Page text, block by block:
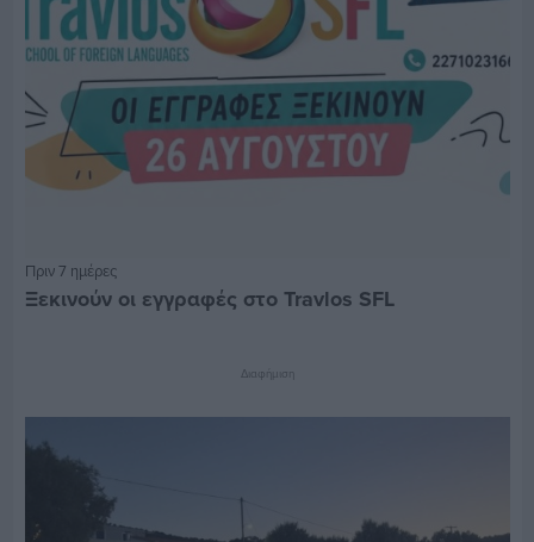
Πριν 7 ημέρες
Ξεκινούν οι εγγραφές στο Travlos SFL
Διαφήμιση